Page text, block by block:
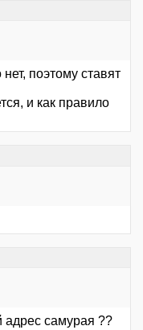
поэтому ставят
и как правило
адрес самурая ??